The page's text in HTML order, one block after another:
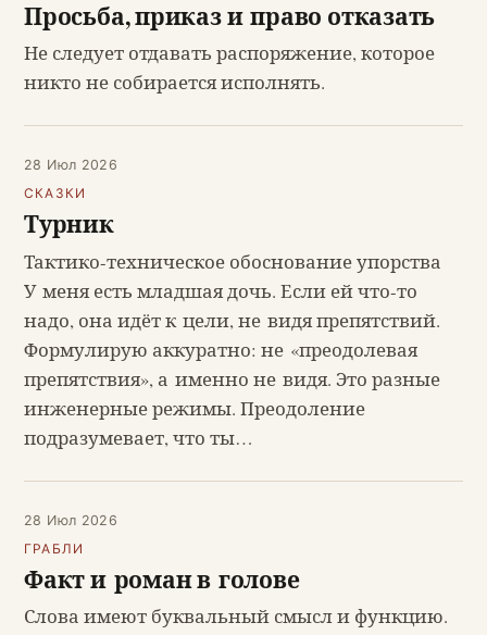
Просьба, приказ и право отказать
Не следует отдавать распоряжение, которое
никто не собирается исполнять.
28 Июл 2026
СКАЗКИ
Турник
Тактико-техническое обоснование упорства
У меня есть младшая дочь. Если ей что-то
надо, она идёт к цели, не видя препятствий.
Формулирую аккуратно: не «преодолевая
препятствия», а именно не видя. Это разные
инженерные режимы. Преодоление
подразумевает, что ты…
28 Июл 2026
ГРАБЛИ
Факт и роман в голове
Слова имеют буквальный смысл и функцию.